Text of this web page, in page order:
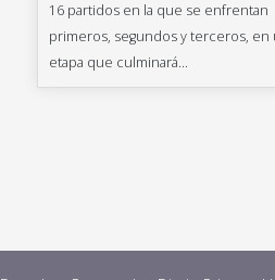
16 partidos en la que se enfrentan
primeros, segundos y terceros, en
etapa que culminará...